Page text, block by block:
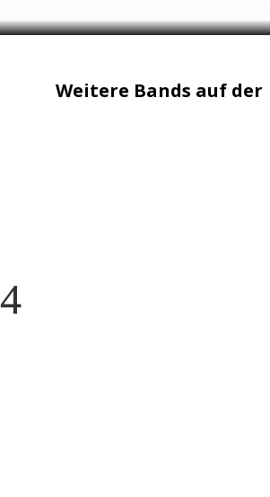
Weitere Bands auf der